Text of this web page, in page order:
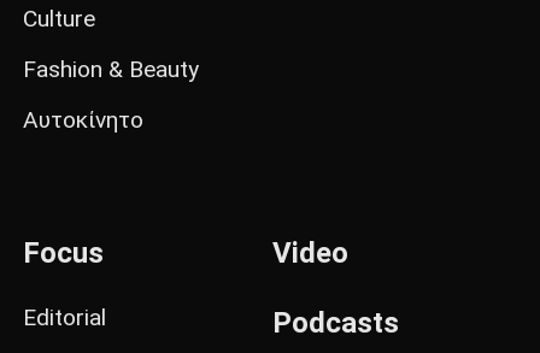
Culture
Fashion & Beauty
Αυτοκίνητο
Focus
Editorial
Video
Podcasts